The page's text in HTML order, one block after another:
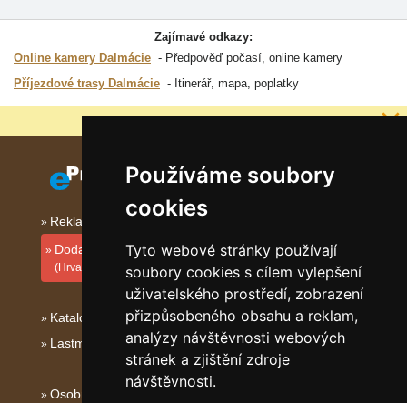
Používáme soubory
cookies
Tyto webové stránky používají
soubory cookies s cílem vylepšení
uživatelského prostředí, zobrazení
přizpůsobeného obsahu a reklam,
analýzy návštěvnosti webových
stránek a zjištění zdroje
návštěvnosti.
Zajímavé odkazy:
Online kamery Dalmácie
Předpověď počasí, online kamery
Příjezdové trasy Dalmácie
Itinerář, mapa, poplatky
Reklama na tomto serveru
Dodati smještajni objekt
(Hrvatski)
Katalog ubytování Dalmácie
Lastminute Dalmácie
Osobní údaje